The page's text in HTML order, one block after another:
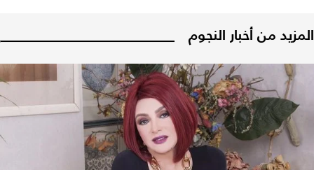
المزيد من أخبار النجوم